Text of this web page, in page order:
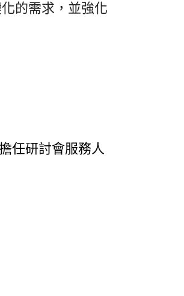
的需求，並強化
任研討會服務人